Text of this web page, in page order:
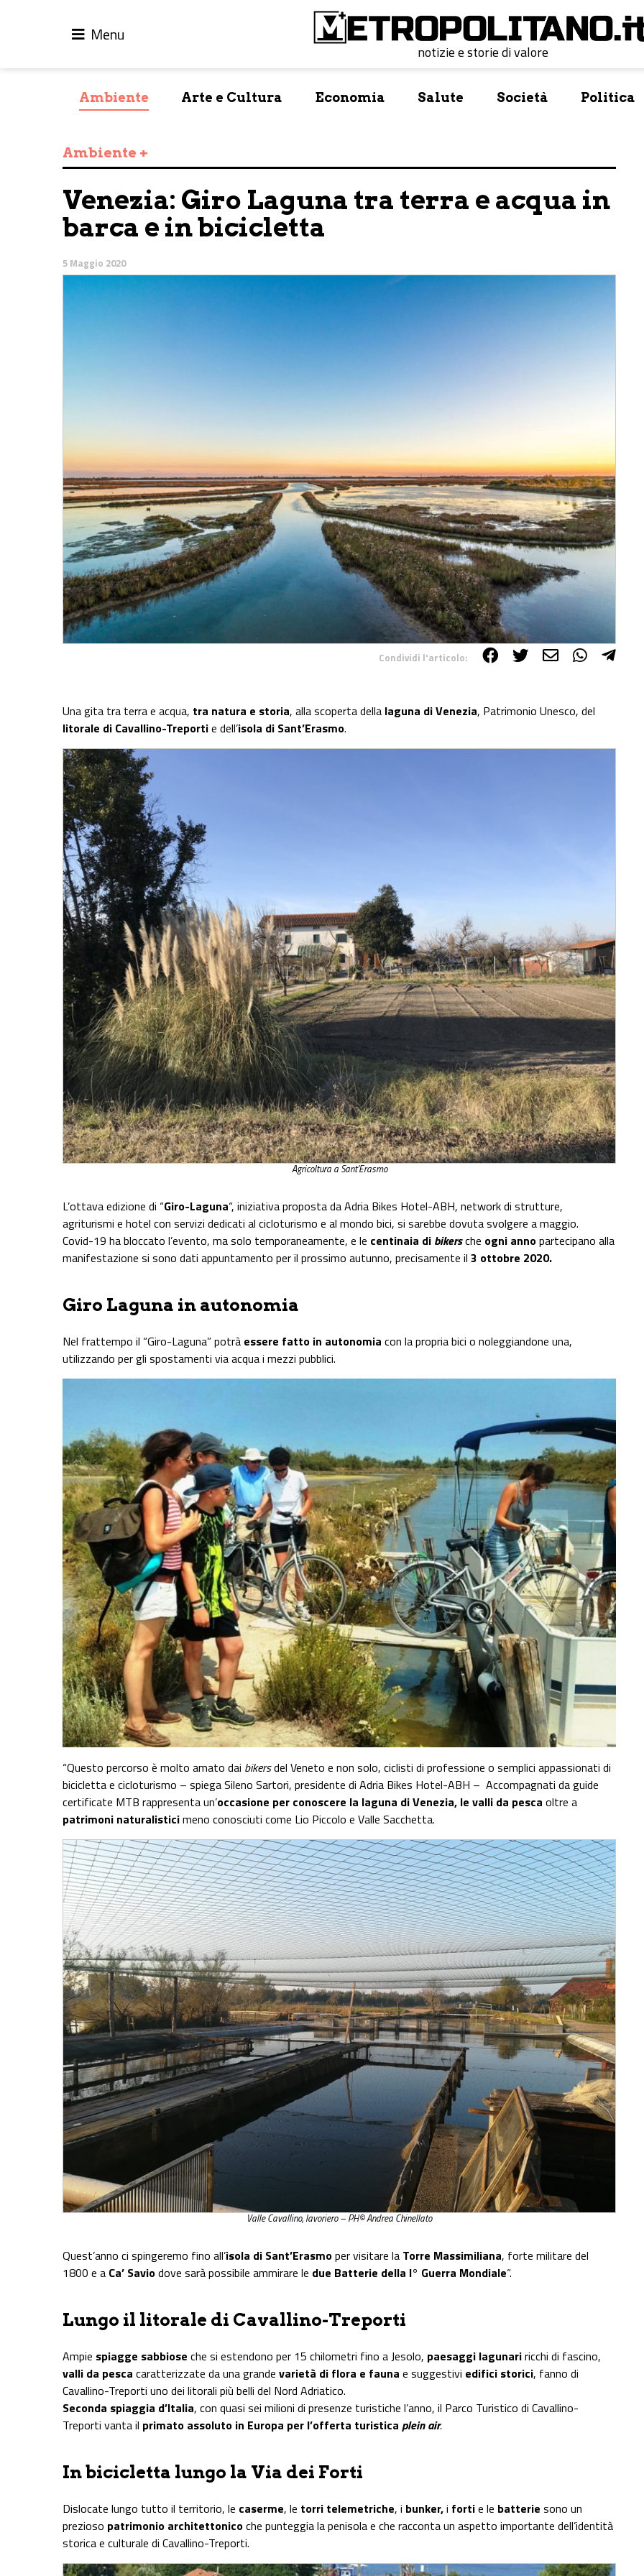
Menu
notizie e storie di valore
Ambiente Arte e Cultura Economia Salute Società Politica
Ambiente +
Venezia: Giro Laguna tra terra e acqua in
barca e in bicicletta
5 Maggio 2020
Condividi l'articolo:
Una gita tra terra e acqua, tra natura e storia, alla scoperta della laguna di Venezia, Patrimonio Unesco, del
litorale di Cavallino-Treportie dell’isola di Sant’Erasmo.
Agricoltura a Sant’Erasmo
L’ottava edizione di “Giro-Laguna“, iniziativa proposta da Adria Bikes Hotel-ABH, network di strutture,
agriturismi e hotel con servizi dedicati al cicloturismo e al mondo bici, si sarebbe dovuta svolgere a maggio.
Covid-19 ha bloccato l’evento, ma solo temporaneamente, e le centinaia di bikersche ogni annopartecipano alla
manifestazione si sono dati appuntamento per il prossimo autunno, precisamente il 3 ottobre 2020.
Giro Laguna in autonomia
Nel frattempo il “Giro-Laguna” potrà essere fatto in autonomia con la propria bici o noleggiandone una,
utilizzando per gli spostamenti via acqua i mezzi pubblici.
“Questo percorso è molto amato dai bikersdel Veneto e non solo, ciclisti di professione o semplici appassionati di
bicicletta e cicloturismo – spiega Sileno Sartori, presidente di Adria Bikes Hotel-ABH – Accompagnati da guide
certificate MTB rappresenta un’occasione per conoscere la laguna di Venezia, le valli da pesca oltre a
patrimoni naturalisticimeno conosciuti come Lio Piccolo e Valle Sacchetta.
Valle Cavallino, lavoriero – PH© Andrea Chinellato
Quest’anno ci spingeremo fino all’isola di Sant’Erasmoper visitare la Torre Massimiliana, forte militare del
1800 e a Ca’ Saviodove sarà possibile ammirare le due Batterie della I° Guerra Mondiale“.
Lungo il litorale di Cavallino-Treporti
Ampie spiagge sabbiose che si estendono per 15 chilometri fino a Jesolo, paesaggi lagunariricchi di fascino,
valli da pesca caratterizzate da una grande varietà di flora e fauna e suggestivi edifici storici, fanno di
Cavallino-Treporti uno dei litorali più belli del Nord Adriatico.
Seconda spiaggia d’Italia, con quasi sei milioni di presenze turistiche l’anno, il Parco Turistico di Cavallino-
Treporti vanta il primato assoluto in Europa per l’offerta turistica plein air.
In bicicletta lungo la Via dei Forti
Dislocate lungo tutto il territorio, le caserme, le torri telemetriche, i bunker,i fortie le batterie sono un
prezioso patrimonio architettonicoche punteggia la penisola e che racconta un aspetto importante dell’identità
storica e culturale di Cavallino-Treporti.